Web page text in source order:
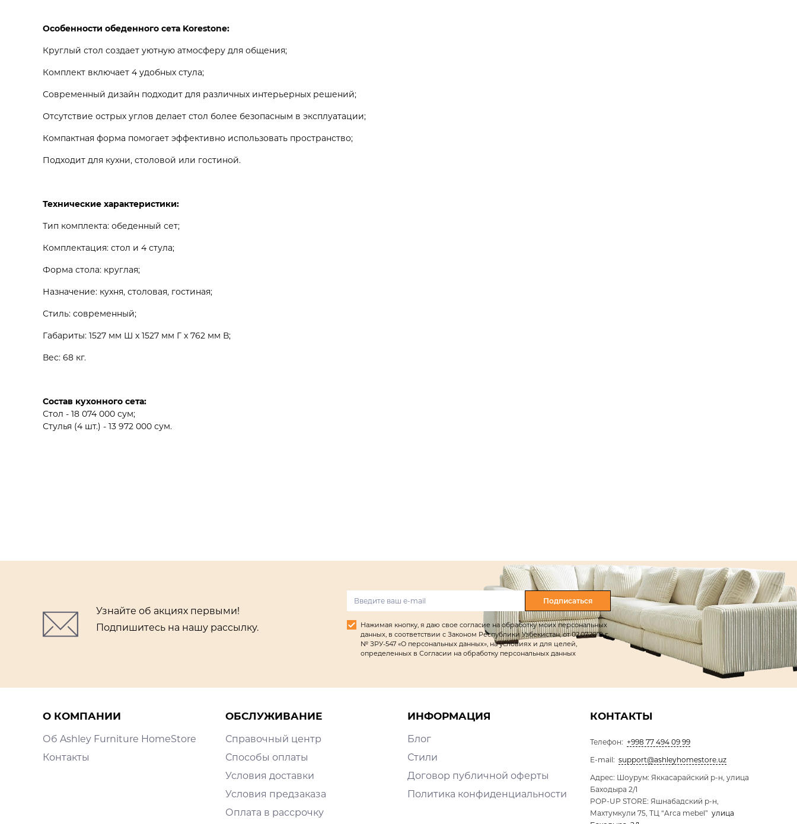
Особенности обеденного сета Korestone:
Круглый стол создает уютную атмосферу для общения;
Комплект включает 4 удобных стула;
Современный дизайн подходит для различных интерьерных решений;
Отсутствие острых углов делает стол более безопасным в эксплуатации;
Компактная форма помогает эффективно использовать пространство;
Подходит для кухни, столовой или гостиной.
Технические характеристики:
Тип комплекта: обеденный сет;
Комплектация: стол и 4 стула;
Форма стола: круглая;
Назначение: кухня, столовая, гостиная;
Стиль: современный;
Габариты: 1527 мм Ш x 1527 мм Г x 762 мм В;
Вес: 68 кг.
Состав кухонного сета:
Стол - 18 074 000 сум;
Стулья (4 шт.) - 13 972 000 сум.
Узнайте об акциях первыми!
Подпишитесь на нашу рассылку.
Подписаться
Нажимая кнопку, я даю свое согласие на обработку моих персональных
данных, в соответствии с Законом Республики Узбекистан, от 02.07.2019 г.
№ ЗРУ-547 «О персональных данных», на условиях и для целей,
определенных в Согласии на обработку персональных данных
О КОМПАНИИ
Об Ashley Furniture HomeStore
Контакты
ОБСЛУЖИВАНИЕ
Справочный центр
Способы оплаты
Условия доставки
Условия предзаказа
Оплата в рассрочку
ИНФОРМАЦИЯ
Блог
Стили
Договор публичной оферты
Политика конфиденциальности
КОНТАКТЫ
Телефон: +998 77 494 09 99
E-mail: support@ashleyhomestore.uz
Адрес: Шоурум: Яккасарайский р-н, улица
Баходыра 2/1
POP-UP STORE: Яшнабадский р-н,
Махтумкули 75, ТЦ “Arca mebel” улица